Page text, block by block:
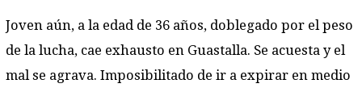
Joven aún, a la edad de 36 años, doblegado por el peso
de la lucha, cae exhausto en Guastalla. Se acuesta y el
mal se agrava. Imposibilitado de ir a expirar en medio